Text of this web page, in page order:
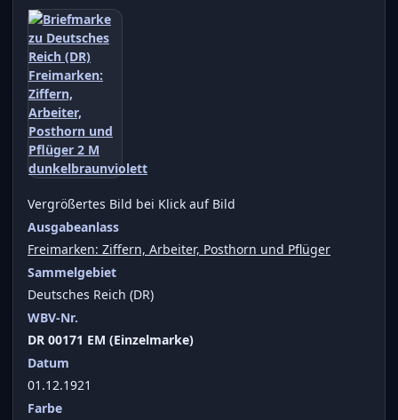
Vergrößertes Bild bei Klick auf Bild
Ausgabeanlass
Freimarken: Ziffern, Arbeiter, Posthorn und Pflüger
Sammelgebiet
Deutsches Reich (DR)
WBV-Nr.
DR 00171 EM (Einzelmarke)
Datum
01.12.1921
Farbe